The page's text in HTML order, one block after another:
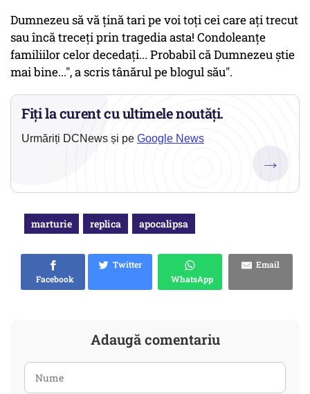
Dumnezeu să vă ţină tari pe voi toţi cei care aţi trecut
sau încă treceţi prin tragedia asta! Condoleanţe
familiilor celor decedaţi... Probabil că Dumnezeu ştie
mai bine...", a scris tânărul pe blogul său".
Fiți la curent cu ultimele noutăți.
Urmăriți DCNews și pe Google News
→
marturie replica apocalipsa
Facebook
Twitter
WhatsApp
Email
Adaugă comentariu